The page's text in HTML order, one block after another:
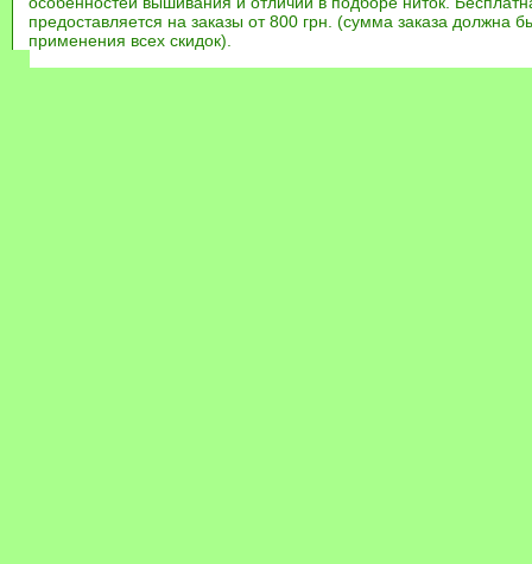
предоставляется на заказы от 800 грн. (сумма заказа должна
применения всех скидок).